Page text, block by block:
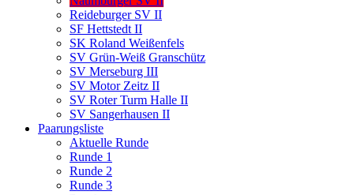
Reideburger SV II
SF Hettstedt II
SK Roland Weißenfels
SV Grün-Weiß Granschütz
SV Merseburg III
SV Motor Zeitz II
SV Roter Turm Halle II
SV Sangerhausen II
Paarungsliste
Aktuelle Runde
Runde 1
Runde 2
Runde 3